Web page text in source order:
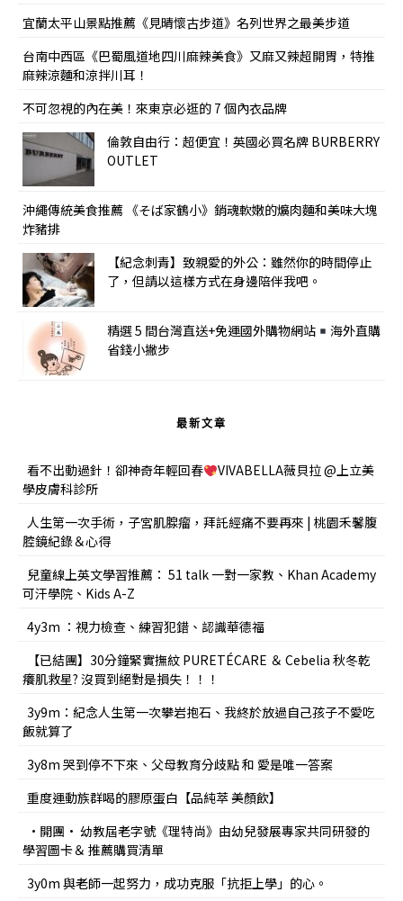
宜蘭太平山景點推薦《見晴懷古步道》名列世界之最美步道
台南中西區《巴蜀風道地四川麻辣美食》又麻又辣超開胃，特推
麻辣涼麵和涼拌川耳！
不可忽視的內在美！來東京必逛的 7 個內衣品牌
倫敦自由行：超便宜！英國必買名牌 BURBERRY
OUTLET
沖繩傳統美食推薦 《そば家鶴小》銷魂軟嫩的爌肉麵和美味大塊
炸豬排
【紀念刺青】致親愛的外公：雖然你的時間停止
了，但請以這樣方式在身邊陪伴我吧。
精選 5 間台灣直送+免運國外購物網站
海外直購
省錢小撇步
最新文章
看不出動過針！卻神奇年輕回春
VIVABELLA薇貝拉 @上立美
學皮膚科診所
人生第一次手術，子宮肌腺瘤，拜託經痛不要再來 | 桃園禾馨腹
腔鏡紀錄＆心得
兒童線上英文學習推薦： 51 talk 一對一家教、Khan Academy
可汗學院、Kids A-Z
4y3m ：視力檢查、練習犯錯、認識華德福
【已結團】30分鐘緊實撫紋 PURETÉCARE ＆ Cebelia 秋冬乾
癢肌救星? 沒買到絕對是損失！！！
3y9m：紀念人生第一次攀岩抱石、我終於放過自己孩子不愛吃
飯就算了
3y8m 哭到停不下來、父母教育分歧點 和 愛是唯一答案
重度運動族群喝的膠原蛋白【品純萃 美顏飲】
•開團• 幼教屆老字號《理特尚》由幼兒發展專家共同研發的
學習圖卡＆ 推薦購買清單
3y0m 與老師一起努力，成功克服「抗拒上學」的心。